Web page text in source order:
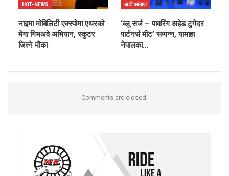
HOT-NEWS
नाइमा मोबिलिटी एक्स्पोमा एथरको
मेगा गिभअवे अभियान, स्कुटर
जित्ने मौका
अटो आवाज
‘ब्लू सर्ज – पावरिंग अहेड टुगेदर
पार्टनर्स मीट’ सम्पन्न, यामाहा
नेपालका…
Comments are closed.